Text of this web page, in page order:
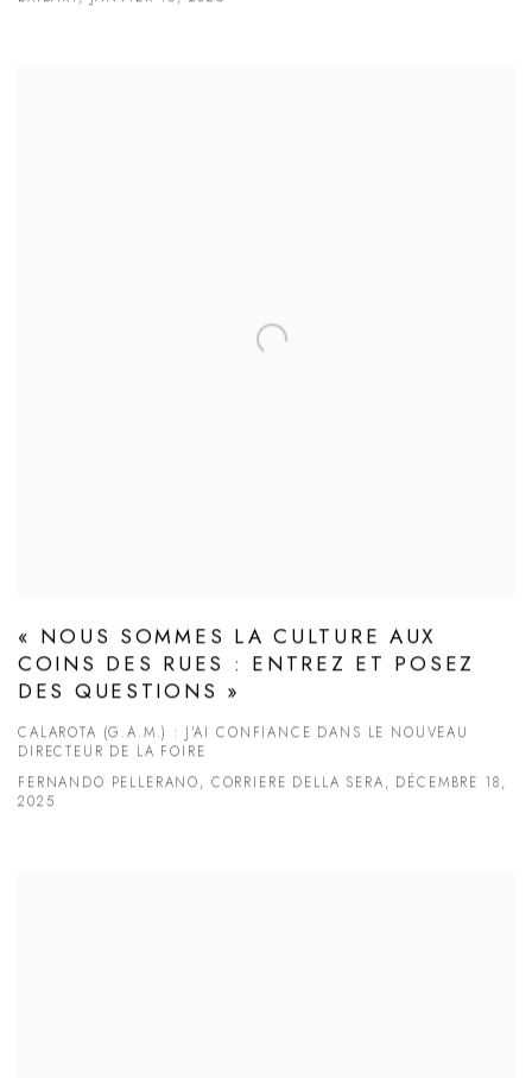
« NOUS SOMMES LA CULTURE AUX
COINS DES RUES : ENTREZ ET POSEZ
DES QUESTIONS »
CALAROTA (G.A.M.) : J’AI CONFIANCE DANS LE NOUVEAU
DIRECTEUR DE LA FOIRE
FERNANDO PELLERANO, CORRIERE DELLA SERA, DÉCEMBRE 18,
2025